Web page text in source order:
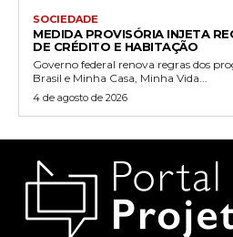
SOCIEDADE
MEDIDA PROVISÓRIA INJETA
DE CRÉDITO E HABITAÇÃO
Governo federal renova regras dos
Brasil e Minha Casa, Minha Vida...
4 de agosto de 2026